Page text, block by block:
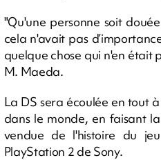
"Qu'une personne soit
cela n'avait pas
quelque chose qui n'en était
M. Maeda.
La DS sera écoulée en tout
dans le monde, en faisant
vendue de l'histoire du
PlayStation 2 de Sony.